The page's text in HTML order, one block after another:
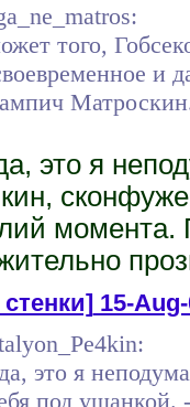
того,
и
это я
момента.
15-
это я
под ушанкой.